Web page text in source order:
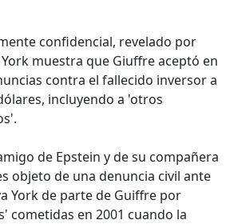
confidencial, revelado por
muestra que Giuffre aceptó en
contra el fallecido inversor a
incluyendo a 'otros
de Epstein y de su compañera
objeto de una denuncia civil ante
York de parte de Guiffre por
cometidas en 2001 cuando la